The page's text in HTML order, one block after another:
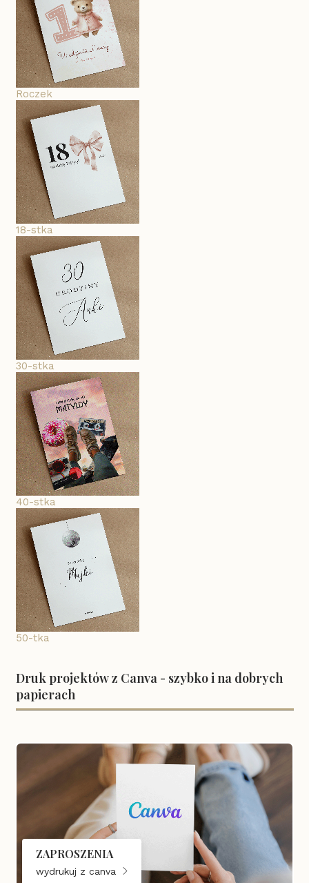
Roczek
18-stka
30-stka
40-stka
50-tka
Druk projektów z Canva - szybko i na dobrych
papierach
ZAPROSZENIA
wydrukuj z canva